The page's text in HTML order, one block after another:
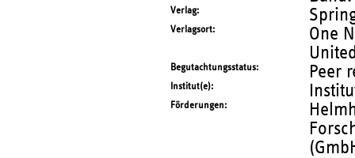
Verlag
Verlagsort
One
Begutachtungsstatus Peer
Institut(e)
Förderungen